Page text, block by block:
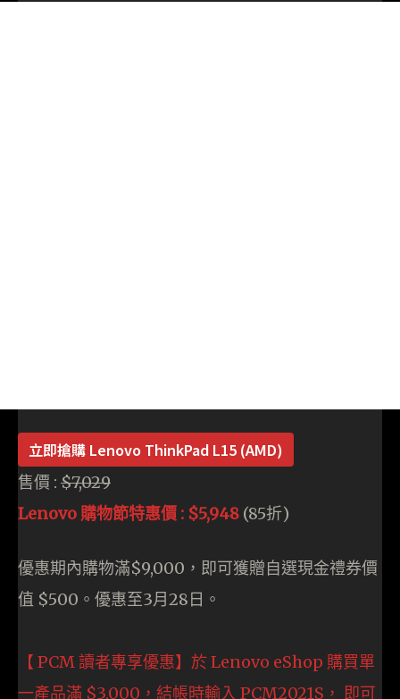
立即搶購 Lenovo ThinkPad L15 (AMD)
售價 : $7,029
Lenovo 購物節特惠價 : $5,948 (85折)
優惠期內購物滿$9,000，即可獲贈自選現金禮券價
值 $500。優惠至3月28日。
【 PCM 讀者專享優惠】於 Lenovo eShop 購買單
一產品滿 $3,000，結帳時輸入 PCM2021S， 即可